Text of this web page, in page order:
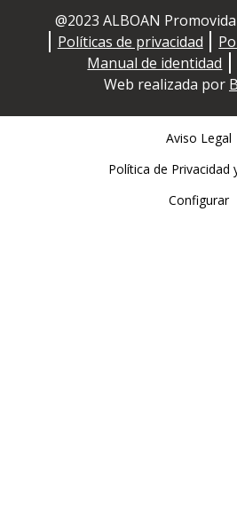
@2023 ALBOAN
Políticas de privacidad
Manual de identidad
Web realizada por
Aviso Legal
Política de Privacidad
Configurar